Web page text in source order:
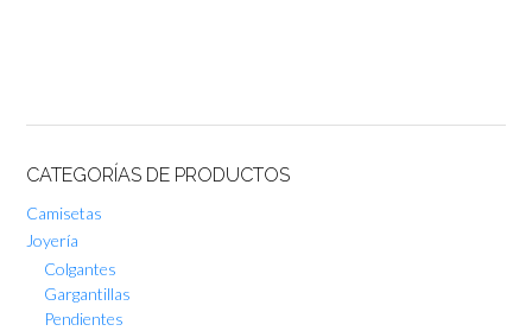
CATEGORÍAS DE PRODUCTOS
Camisetas
Joyería
Colgantes
Gargantillas
Pendientes